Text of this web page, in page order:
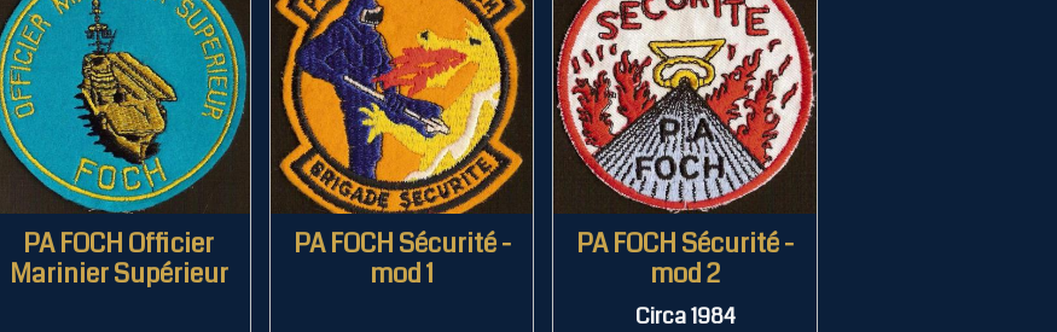
PA FOCH Officier
Marinier Supérieur
PA FOCH Sécurité -
mod 1
PA FOCH Sécurité -
mod 2
Circa 1984